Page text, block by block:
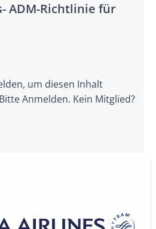
ADM-Richtlinie für
um diesen Inhalt
Anmelden. Kein Mitglied?